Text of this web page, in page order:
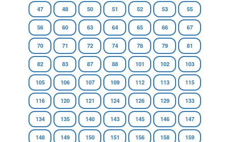
47 48 50 51 52 53 55
56 60 63 64 65 66 67
70 71 72 74 78 79 81
82 83 87 88 101 102 103
105 106 107 109 112 113 115
116 120 121 124 126 129 133
134 135 140 143 145 146 147
148 149 150 151 156 158 159